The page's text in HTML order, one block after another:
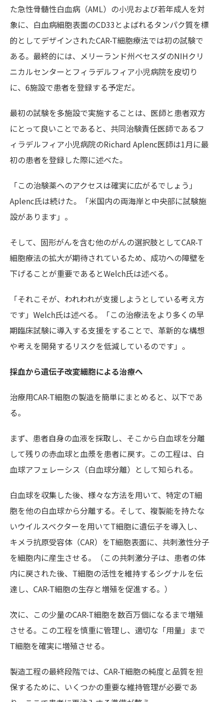
た急性骨髄性白血病（AML）の小児および若年成人を対
象に、白血病細胞表面のCD33とよばれるタンパク質を標
的としてデザインされたCAR-T細胞療法では初の試験で
ある。最終的には、メリーランド州ベセスダのNIHクリ
ニカルセンターとフィラデルフィア小児病院を皮切り
に、 6施設で患者を登録する予定だ。
最初の試験を多施設で実施することは、医師と患者双方
にとって良いことであると、共同治験責任医師であるフ
ィラデルフィア小児病院のRichard Aplenc医師は1月に最
初の患者を登録した際に述べた。
「この治験薬へのアクセスは確実に広がるでしょう」
Aplenc氏は続けた。「米国内の両海岸と中央部に試験施
設があります」。
そして、固形がんを含む他のがんの選択肢としてCAR-T
細胞療法の拡大が期待されているため、成功への障壁を
下げることが重要であるとWelch氏は述べる。
「それこそが、われわれが支援しようとしている考え方
です」 Welch氏は述べる。「この治療法をより多くの早
期臨床試験に導入する支援をすることで、革新的な構想
や考えを開発するリスクを低減しているのです」。
採血から遺伝子改変細胞による治療へ
治療用CAR-T細胞の製造を簡単にまとめると、以下であ
る。
まず、患者自身の血液を採取し、そこから白血球を分離
して残りの赤血球と血漿を患者に戻す。この工程は、白
血球アフェレーシス（白血球分離）として知られる。
白血球を収集した後、様々な方法を用いて、特定のT細
胞を他の白血球から分離する。そして、複製能を持たな
いウイルスベクターを用いてT細胞に遺伝子を導入し、
キメラ抗原受容体（CAR）をT細胞表面に、共刺激性分子
を細胞内に産生させる。（この共刺激分子は、患者の体
内に戻された後、 T細胞の活性を維持するシグナルを伝
達し、 CAR-T細胞の生存と増殖を促進する。）
次に、この少量のCAR-T細胞を数百万個になるまで増殖
させる。この工程を慎重に管理し、適切な「用量」まで
T細胞を確実に増殖させる。
製造工程の最終段階では、 CAR-T細胞の純度と品質を担
保するために、いくつかの重要な維持管理が必要であ